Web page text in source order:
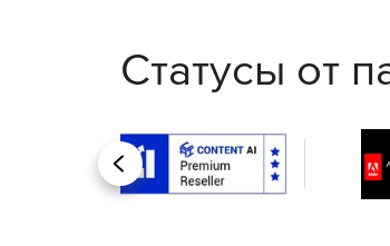
Статусы от
Назад